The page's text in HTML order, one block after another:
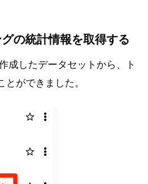
の統計情報を取得する
成したデータセットから、ト
ができました。